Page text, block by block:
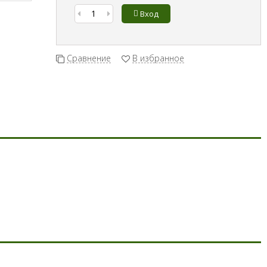
Вход
Сравнение В избранное